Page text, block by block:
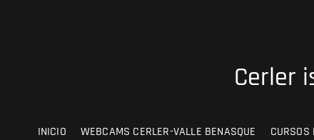
Cerler
INICIO WEBCAMS CERLER-VALLE BENASQUE CURSOS